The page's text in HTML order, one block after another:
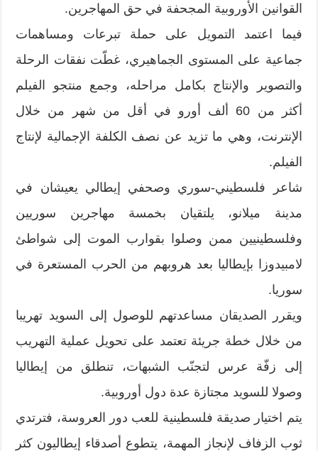
القوانين الأوروبية المجحفة في حق المهاجرين.
فيما اعتمد التمويل على حملة تبرعات ومساهمات
جماعية على المستوى الجماهيري، غطّت نفقات الرحلة
والتصوير والإنتاج بكامل مراحله، وجمع منتجو الفيلم
أكثر من 60 ألف أورو في أقل من شهر من خلال
الإنترنت، وهي ما تزيد عن نصف الكلفة الإجمالية لإنتاج
الفيلم.
شاعر فلسطيني-سوري وصحفي إيطالي يعيشان في
مدينة ميلانو، يلتقيان بخمسة مهاجرين سوريين
وفلسطينيين ممن وصلوا بقوارب الموت إلى شواطئ
لامبيدوزا بإيطاليا بعد هروبهم من الحرب المستعرة في
سوريا.
ويقرر الصديقان مساعدتهم للوصول إلى السويد تهريبا
من خلال خطة جريئة تعتمد على تحويل عملية التهريب
إلى زفّة عرس لتجنّب الشبهات، تنطلق من إيطاليا
وصولا للسويد مجتازة عدة دول أوروبية.
يتم اختيار صديقة فلسطينية للعب دور العروسة، فترتدي
ثوب الزفاف لإنجاز المهمة، يتطوع أصدقاء إيطاليون كثر